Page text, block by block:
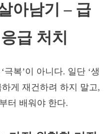
아남기 – 급
급 처치
복’이 아니다. 일단 ‘생
게 재건하려 하지 말고,
터 배워야 한다.